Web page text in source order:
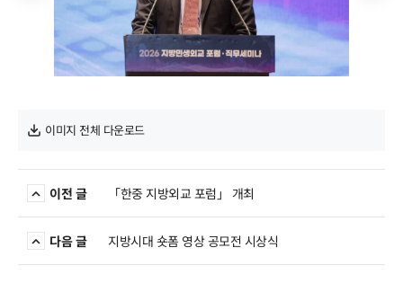
지방정부 정책 & 이슈
협의회 소식
이미지 전체 다운로드
이전 글 「한중 지방외교 포럼」 개최
다음 글 지방시대 숏폼 영상 공모전 시상식